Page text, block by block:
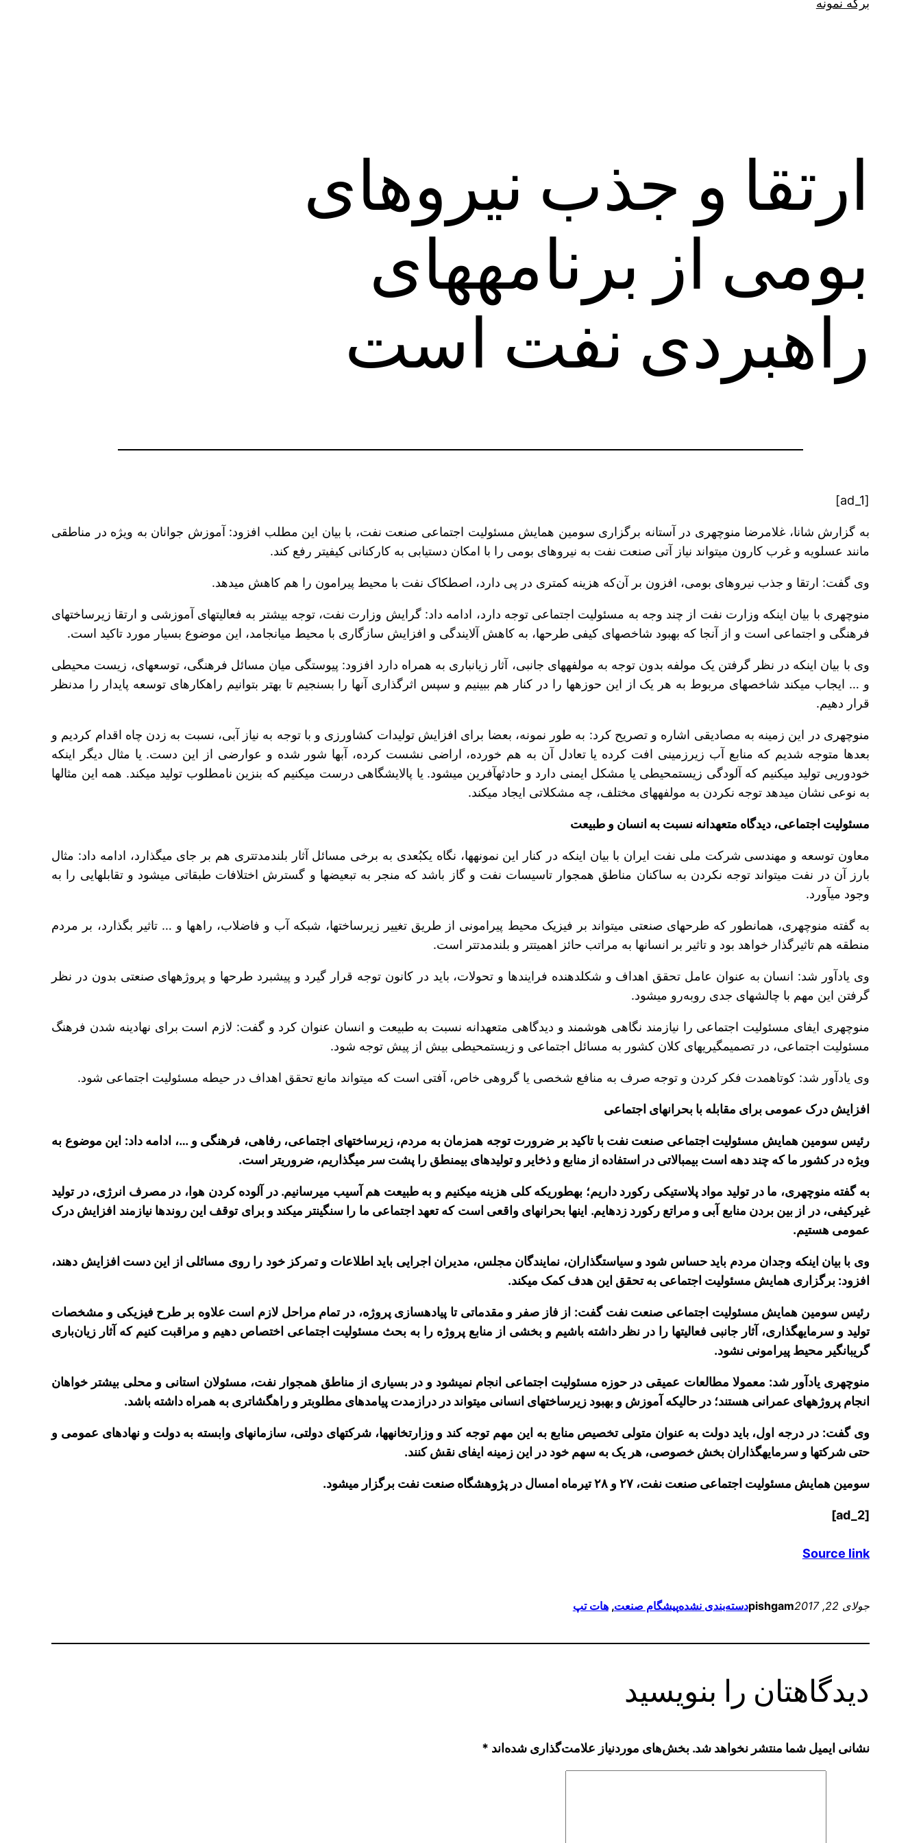
برگه نمونه
ارتقا و جذب نیروهای
بومی از برنامه‎های
راهبردی نفت است
[ad_1]
به گزارش شانا، غلامرضا منوچهری در آستانه برگزاری سومین همایش مسئولیت اجتماعی صنعت نفت، با بیان این مطلب افزود: آموزش جوانان به ویژه در مناطقی
مانند عسلویه و غرب کارون می‎تواند نیاز آتی صنعت نفت به نیروهای بومی را با امکان دستیابی به کارکنانی کیفی‎تر رفع کند.
وی گفت: ارتقا و جذب نیروهای بومی، افزون بر آن‌که هزینه کمتری در پی دارد، اصطکاک نفت با محیط پیرامون را هم کاهش می‎دهد.
منوچهری با بیان این‎که وزارت نفت از چند وجه به مسئولیت اجتماعی توجه دارد، ادامه داد: گرایش وزارت نفت، توجه بیشتر به فعالیت‏های آموزشی و ارتقا زیرساخت‎های
فرهنگی و اجتماعی است و از آنجا که بهبود شاخص‎های کیفی طرح‎ها، به کاهش آلایندگی و افزایش سازگاری با محیط می‎انجامد، این موضوع بسیار مورد تاکید است.
وی با بیان این‎که در نظر گرفتن یک مولفه بدون توجه به مولفه‎های جانبی، آثار زیانباری به همراه دارد افزود: پیوستگی میان مسائل فرهنگی، توسعه‎ای، زیست محیطی
و … ایجاب می‎کند شاخص‎های مربوط به هر یک از این حوزه‎ها را در کنار هم ببینیم و سپس اثرگذاری آنها را بسنجیم تا بهتر بتوانیم راهکارهای توسعه پایدار را مدنظر
قرار دهیم.
منوچهری در این زمینه به مصادیقی اشاره و تصریح کرد: به طور نمونه، بعضا برای افزایش تولیدات کشاورزی و با توجه به نیاز آبی، نسبت به زدن چاه اقدام کردیم و
بعدها متوجه شدیم که منابع آب زیرزمینی افت کرده یا تعادل آن به هم خورده، اراضی نشست کرده، آب‎ها شور شده و عوارضی از این دست. یا مثال دیگر این‎که
خودوریی تولید می‎کنیم که آلودگی زیست‎محیطی یا مشکل ایمنی دارد و حادثه‎آفرین می‎شود. یا پالایشگاهی درست می‎کنیم که بنزین نامطلوب تولید می‎کند. همه این مثال‎ها
به نوعی نشان می‎دهد توجه نکردن به مولفه‎های مختلف، چه مشکلاتی ایجاد می‎کند.
مسئولیت اجتماعی، دیدگاه متعهدانه نسبت به انسان و طبیعت
معاون توسعه و مهندسی شرکت ملی نفت ایران با بیان این‎که در کنار این نمونه‎ها، نگاه یک‎بُعدی به برخی مسائل آثار بلندمدت‎تری هم بر جای می‎گذارد، ادامه داد: مثال
بارز آن در نفت می‎تواند توجه نکردن به ساکنان مناطق همجوار تاسیسات نفت و گاز باشد که منجر به تبعیض‎ها و گسترش اختلافات طبقاتی می‎شود و تقابل‎هایی را به
وجود می‎آورد.
به گفته منوچهری، همانطور که طرح‎های صنعتی می‎تواند بر فیزیک محیط پیرامونی از طریق تغییر زیرساخت‎ها، شبکه آب و فاضلاب، راه‎ها و … تاثیر بگذارد، بر مردم
منطقه هم تاثیرگذار خواهد بود و تاثیر بر انسان‎ها به مراتب حائز اهمیت‎تر و بلندمدت‎تر است.
وی یادآور شد: انسان به عنوان عامل تحقق اهداف و شکل‎دهنده فرایندها و تحولات، باید در کانون توجه قرار گیرد و پیشبرد طرح‎ها و پروژه‎های صنعتی بدون در نظر
گرفتن این مهم با چالش‎های جدی رو‌به‌رو می‎شود.
منوچهری ایفای مسئولیت اجتماعی را نیازمند نگاهی هوشمند و دیدگاهی متعهدانه نسبت به طبیعت و انسان عنوان کرد و گفت: لازم است برای نهادینه شدن فرهنگ
مسئولیت اجتماعی، در تصمیم‎گیری‎های کلان کشور به مسائل اجتماعی و زیست‎محیطی بیش از پیش توجه شود.
وی یادآور شد: کوتاه‎مدت فکر کردن و توجه صرف به منافع شخصی یا گروهی خاص، آفتی است که می‎تواند مانع تحقق اهداف در حیطه مسئولیت اجتماعی شود.
افزایش درک عمومی برای مقابله با بحران‎های اجتماعی
رئیس سومین همایش مسئولیت اجتماعی صنعت نفت با تاکید بر ضرورت توجه همزمان به مردم، زیرساخت‎های اجتماعی، رفاهی، فرهنگی و …، ادامه داد: این موضوع به
ویژه در کشور ما که چند دهه است بی‎مبالاتی در استفاده از منابع و ذخایر و تولیدهای بی‎منطق را پشت سر می‎گذاریم، ضروری‎تر است.
به گفته منوچهری، ما در تولید مواد پلاستیکی رکورد داریم؛ به‎طوری‎که کلی هزینه می‎کنیم و به طبیعت هم آسیب می‎رسانیم. در آلوده کردن هوا، در مصرف انرژی، در تولید
غیرکیفی، در از بین بردن منابع آبی و مراتع رکورد زده‎ایم. اینها بحران‎های واقعی است که تعهد اجتماعی ما را سنگین‎تر می‎کند و برای توقف این روندها نیازمند افزایش درک
عمومی هستیم.
وی با بیان این‎که وجدان مردم باید حساس شود و سیاستگذاران، نمایندگان مجلس، مدیران اجرایی باید اطلاعات و تمرکز خود را روی مسائلی از این دست افزایش دهند،
افزود: برگزاری همایش مسئولیت اجتماعی به تحقق این هدف کمک می‎کند.
رئیس سومین همایش مسئولیت اجتماعی صنعت نفت گفت: از فاز صفر و مقدماتی تا پیاده‎سازی پروژه، در تمام مراحل لازم است علاوه بر طرح فیزیکی و مشخصات
تولید و سرمایه‎گذاری، آثار جانبی فعالیت‎ها را در نظر داشته باشیم و بخشی از منابع پروژه را به بحث مسئولیت اجتماعی اختصاص دهیم و مراقبت کنیم که آثار زیان‌باری
گریبانگیر محیط پیرامونی نشود.
منوچهری یادآور شد: معمولا مطالعات عمیقی در حوزه مسئولیت اجتماعی انجام نمی‎شود و در بسیاری از مناطق همجوار نفت، مسئولان استانی و محلی بیشتر خواهان
انجام پروژه‎های عمرانی هستند؛ در حالی‎که آموزش و بهبود زیرساخت‎های انسانی می‎تواند در درازمدت پیامدهای مطلوب‎تر و راهگشاتری به همراه داشته باشد.
وی گفت: در درجه اول، باید دولت به عنوان متولی تخصیص منابع به این مهم توجه کند و وزارتخانه‎ها، شرکت‎های دولتی، سازمان‎های وابسته به دولت و نهادهای عمومی و
حتی شرکت‎ها و سرمایه‎گذاران بخش خصوصی، هر یک به سهم خود در این زمینه ایفای نقش کنند.
سومین همایش مسئولیت اجتماعی صنعت نفت، ۲۷ و ۲۸ تیرماه امسال در پژوهشگاه صنعت نفت برگزار می‎شود.
[ad_2]
Source link
جولای 22, 2017 pishgamدسته‌بندی نشدهپیشگام صنعت, هات تپ
دیدگاهتان را بنویسید
نشانی ایمیل شما منتشر نخواهد شد. بخش‌های موردنیاز علامت‌گذاری شده‌اند *